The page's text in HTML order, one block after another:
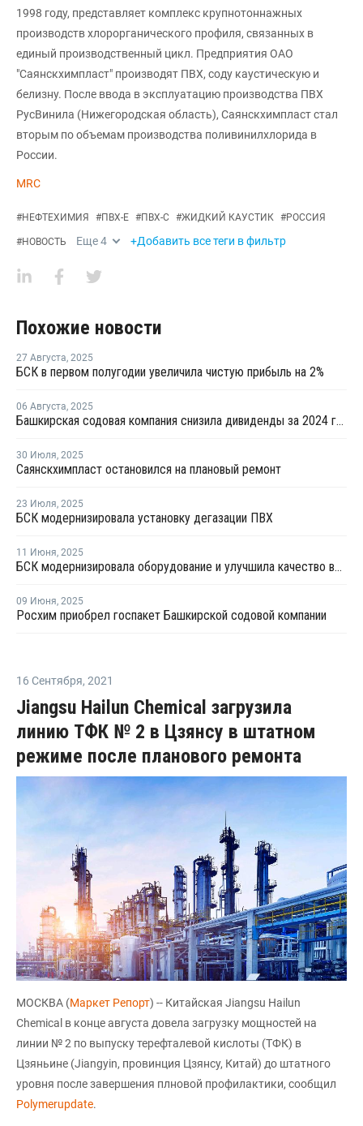
1998 году, представляет комплекс крупнотоннажных
производств хлорорганического профиля, связанных в
единый производственный цикл. Предприятия ОАО
"Саянскхимпласт" производят ПВХ, соду каустическую и
белизну. После ввода в эксплуатацию производства ПВХ
РусВинила (Нижегородская область), Саянскхимпласт стал
вторым по объемам производства поливинилхлорида в
России.
MRC
#НЕФТЕХИМИЯ #ПВХ-Е #ПВХ-С #ЖИДКИЙ КАУСТИК #РОССИЯ
#НОВОСТЬ Еще4 +Добавить все теги в фильтр
Похожие новости
27 Августа, 2025
БСК в первом полугодии увеличила чистую прибыль на 2%
06 Августа, 2025
Башкирская содовая компания снизила дивиденды за 2024 год на 39%
30 Июля, 2025
Саянскхимпласт остановился на плановый ремонт
23 Июля, 2025
БСК модернизировала установку дегазации ПВХ
11 Июня, 2025
БСК модернизировала оборудование и улучшила качество выпускаемого ПВХ
09 Июня, 2025
Росхим приобрел госпакет Башкирской содовой компании
16 Сентября, 2021
Jiangsu Hailun Chemical загрузила
линию ТФК № 2 в Цзянсу в штатном
режиме после планового ремонта
МОСКВА (Маркет Репорт) -- Китайская Jiangsu Hailun
Chemical в конце августа довела загрузку мощностей на
линии № 2 по выпуску терефталевой кислоты (ТФК) в
Цзяньине (Jiangyin, провинция Цзянсу, Китай) до штатного
уровня после завершения плновой профилактики, сообщил
Polymerupdate.